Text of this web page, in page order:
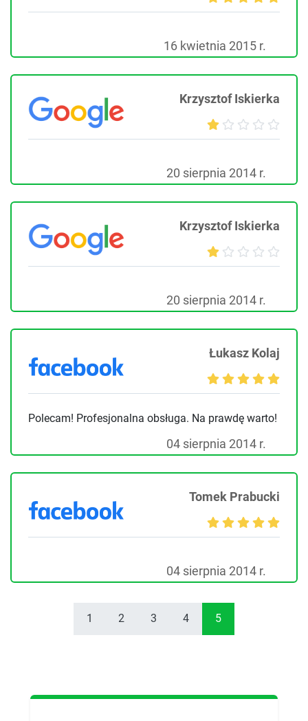
16 kwietnia 2015 r.
Krzysztof Iskierka
20 sierpnia 2014 r.
Krzysztof Iskierka
20 sierpnia 2014 r.
Łukasz Kolaj
Polecam! Profesjonalna obsługa. Na prawdę warto!
04 sierpnia 2014 r.
Tomek Prabucki
04 sierpnia 2014 r.
1 2 3 4 5